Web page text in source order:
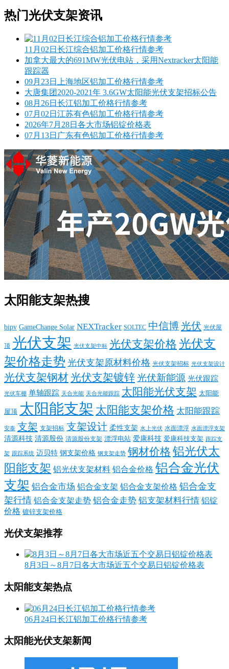
热门光伏支架资讯
11月02日长江综合铝加工价格行情参考
加拿大最大的691MW光伏电站，采用Nextracker太阳能
跟踪器
09月23日上海地区铝加工价格行情参考
大唐集团2020-2021年 3.6GW太阳能光伏支架招标公告
08月26日长江铝加工价格行情参考
07月02日江苏有色铝加工价格行情参考
2026年7月28日各大市场铝锭价格表
07月13日广东有色铝加工价格行情参考
太阳能支架热搜
bipv GameChange Solar NEXTracker SOLTEC 中信博光伏 光伏屋
顶 光伏支架 光伏支架中标 光伏支架价格 光伏支
架价格走势 光伏支架原材料价格 光伏支架招标 光伏支架设计
光伏支架钢材光伏支架镀锌光伏新能源 光伏跟踪
光伏车棚 单轴跟踪 天合光能 天合光能跟踪 太阳能光伏支架 太阳能
屋顶 太阳能支架 太阳能支架价格 太阳能跟踪
安泰 支架 支架招标 支架设计 柔性支架 水上光伏 水面漂浮 水面漂浮支架
清源科技 清源股份 清源股份支架 漂浮电站 爱康科技 爱康科技支架 跟踪支
架 跟踪系统 迈贝特 钢支架价格 钢支架走势 钢材价格 铝光伏太
阳能支架 铝光伏支架材料 铝合金价格 铝合金光伏
支架 铝合金市场 铝合金支架 铝合金支架价格 铝合金支
架行情 铝合金支架走势 铝合金走势 铝支架材料行情 铝锭
价格 镀锌支架价格
光伏支架推荐
8月3日～8月7日各大市场近五个交易日铝锭价格表
太阳能支架热点
06月24日长江铝加工价格行情参考
太阳能光伏支架新闻